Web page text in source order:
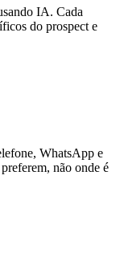
IA. Cada
do prospect e
WhatsApp e
não onde é